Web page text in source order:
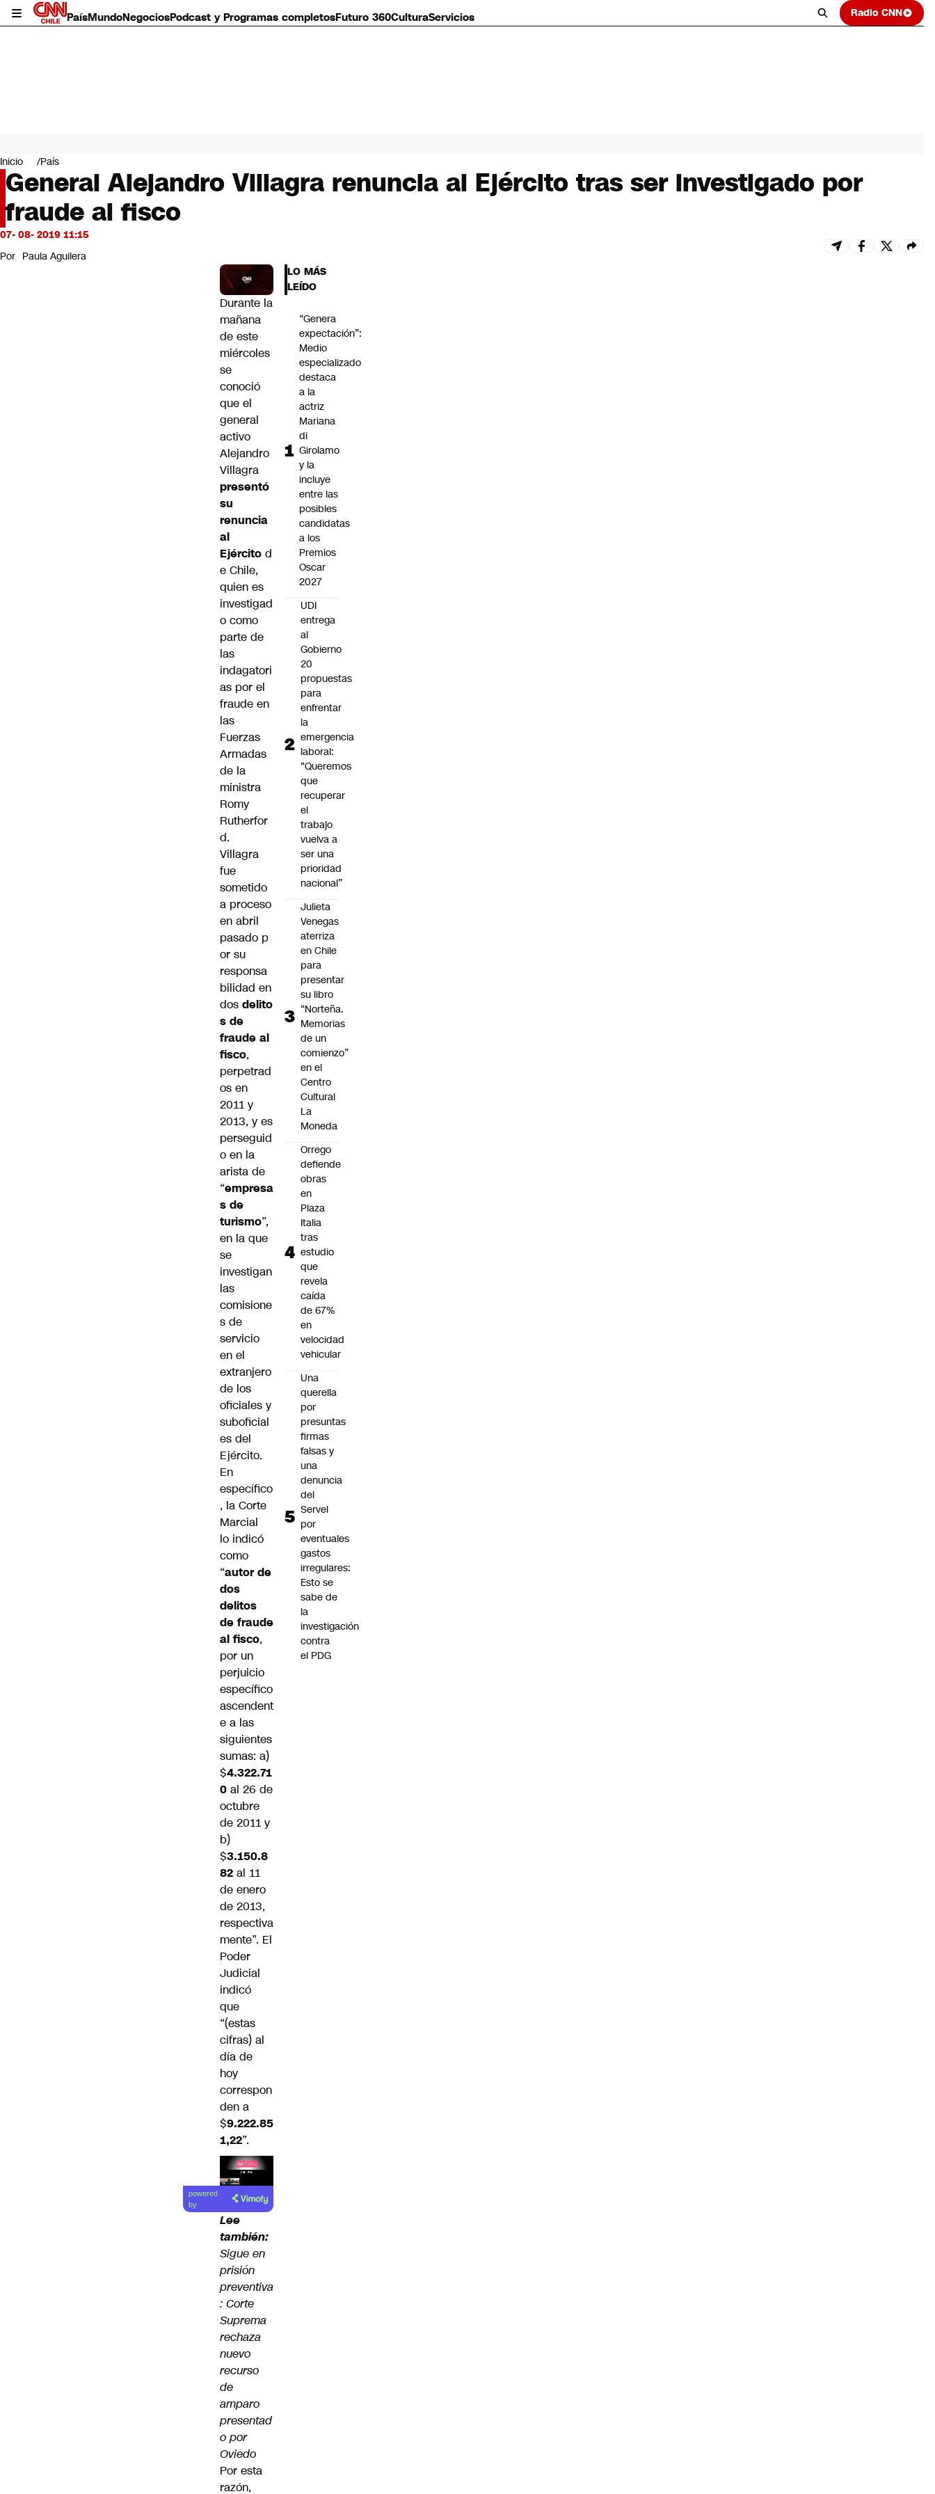
PaísMundoNegociosPodcast y Programas completosFuturo 360CulturaServicios Radio CNN
Mundo
Negocios
Deportes
Programas completos
Cultura
Servicios
Bits
CNN Data
Inicio País
General Alejandro Villagra renuncia al Ejército tras ser investigado por
fraude al fisco
07- 08- 2019 11:15
Por Paula Aguilera
Durante la
mañana
de este
miércoles
se
conoció
que el
general
activo
Alejandro
Villagra
presentó
su
renuncia
al
Ejército d
e Chile,
quien es
investigad
o como
parte de
las
indagatori
as por el
fraude en
las
Fuerzas
Armadas
de la
ministra
Romy
Rutherfor
d.
Villagra
fue
sometido
a proceso
en abril
pasado p
or su
responsa
bilidad en
dos delito
s de
fraude al
fisco,
perpetrad
os en
2011 y
2013, y es
perseguid
o en la
arista de
“empresa
s de
turismo”,
en la que
se
investigan
las
comisione
s de
servicio
en el
extranjero
de los
oficiales y
suboficial
es del
Ejército.
En
específico
, la Corte
Marcial
lo indicó
como
“autor de
dos
delitos
de fraude
al fisco,
por un
perjuicio
específico
ascendent
e a las
siguientes
sumas: a)
$4.322.71
0 al 26 de
octubre
de 2011 y
b)
$3.150.8
82 al 11
de enero
de 2013,
respectiva
mente”. El
Poder
Judicial
indicó
que
“(estas
cifras) al
día de
hoy
correspon
den a
$9.222.85
1,22”.
Lea el
artículo
powered
by
Lee
también:
Sigue en
prisión
preventiva
: Corte
Suprema
rechaza
nuevo
recurso
de
amparo
presentad
o por
Oviedo
Por esta
razón,
LO MÁS
LEÍDO
“Genera
expectación”:
Medio
especializado
destaca
a la
actriz
Mariana
di
Girolamo
y la
incluye
entre las
posibles
candidatas
a los
Premios
Oscar
2027
UDI
entrega
al
Gobierno
20
propuestas
para
enfrentar
la
emergencia
laboral:
“Queremos
que
recuperar
el
trabajo
vuelva a
ser una
prioridad
nacional”
Julieta
Venegas
aterriza
en Chile
para
presentar
su libro
“Norteña.
Memorias
de un
comienzo”
en el
Centro
Cultural
La
Moneda
Orrego
defiende
obras
en
Plaza
Italia
tras
estudio
que
revela
caída
de 67%
en
velocidad
vehicular
Una
querella
por
presuntas
firmas
falsas y
una
denuncia
del
Servel
por
eventuales
gastos
irregulares:
Esto se
sabe de
la
investigación
contra
el PDG